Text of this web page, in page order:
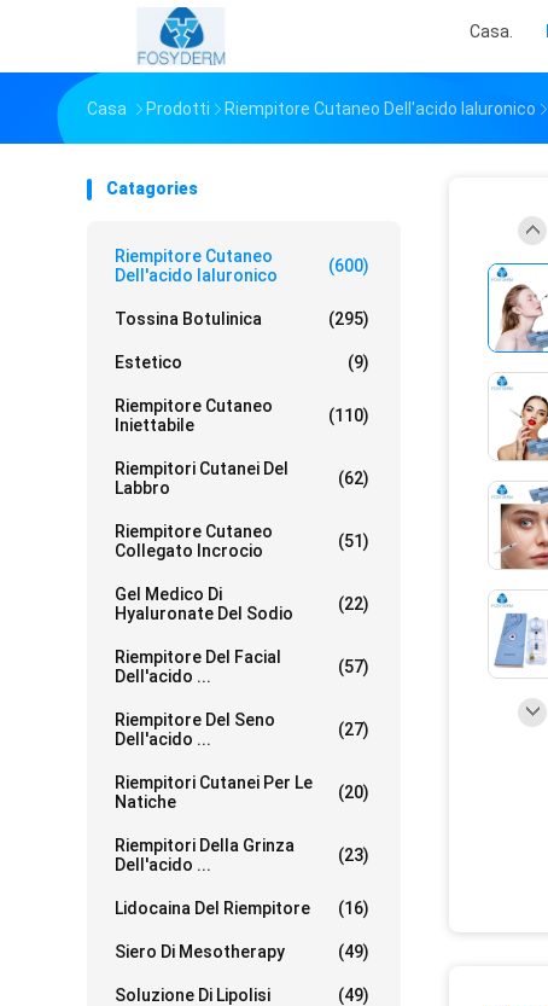
Casa.
Casa Prodotti Riempitore Cutaneo Dell'acido Ialuronico
Catagories
Riempitore Cutaneo
Dell'acido Ialuronico
(600)
Tossina Botulinica (295)
Estetico (9)
Riempitore Cutaneo
Iniettabile
(110)
Riempitori Cutanei Del
Labbro
(62)
Riempitore Cutaneo
Collegato Incrocio
(51)
Gel Medico Di
Hyaluronate Del Sodio
(22)
Riempitore Del Facial
Dell'acido ...
(57)
Riempitore Del Seno
Dell'acido ...
(27)
Riempitori Cutanei Per Le
Natiche
(20)
Riempitori Della Grinza
Dell'acido ...
(23)
Lidocaina Del Riempitore (16)
Siero Di Mesotherapy (49)
Soluzione Di Lipolisi (49)